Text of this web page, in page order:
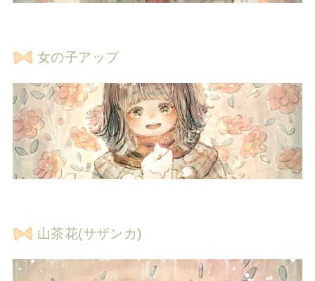
女の子アップ
山茶花(サザンカ)